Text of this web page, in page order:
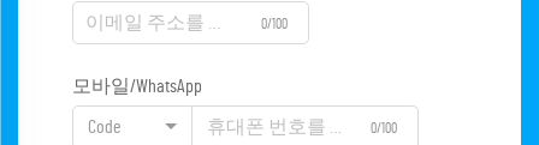
0/100
모바일/WhatsApp
Code 0/100